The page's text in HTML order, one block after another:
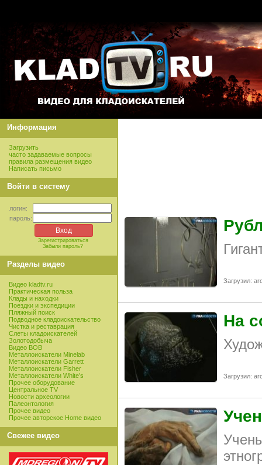
Информация
Загрузить
часто задаваемые вопросы
правила размещения видео
Написать письмо
Войти в систему
логин:
пароль:
Зарегистрироваться
Забыли пароль?
Разделы видео
Видео kladtv.ru
Практическая польза
Клады и находки
Поездки и экспедиции
Пляжный поиск
Подводное кладоискательство
Чистка и реставрация
Слеты кладоискателей
Золотодобыча
Видео ВОВ
Металлоискатели Minelab
Металлоискатели Garrett
Металлоискатели Fisher
Металлоискатели White’s
Прочее оборудование
Центральное TV
Новости археологии
Палеонтология
Прочее видео
Прочее авторское Home видео
Свежее видео
Загрузил:
На
Загрузил: